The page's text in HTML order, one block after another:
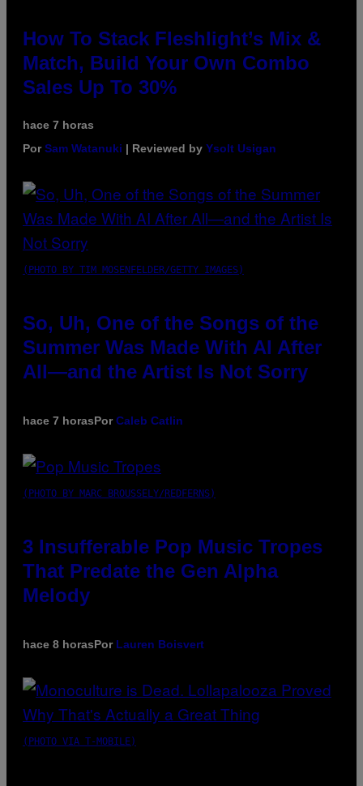
How To Stack Fleshlight’s Mix &
Match, Build Your Own Combo
Sales Up To 30%
hace 7 horas
PorSam Watanuki | Reviewed by Ysolt Usigan
(PHOTO BY TIM MOSENFELDER/GETTY IMAGES)
So, Uh, One of the Songs of the
Summer Was Made With AI After
All—and the Artist Is Not Sorry
hace 7 horasPorCaleb Catlin
(PHOTO BY MARC BROUSSELY/REDFERNS)
3 Insufferable Pop Music Tropes
That Predate the Gen Alpha
Melody
hace 8 horasPor Lauren Boisvert
(PHOTO VIA T-MOBILE)